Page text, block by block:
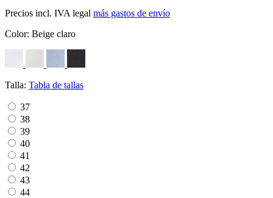
Precios incl. IVA legal más gastos de envío
Color: Beige claro
Talla: Tabla de tallas
37
38
39
40
41
42
43
44